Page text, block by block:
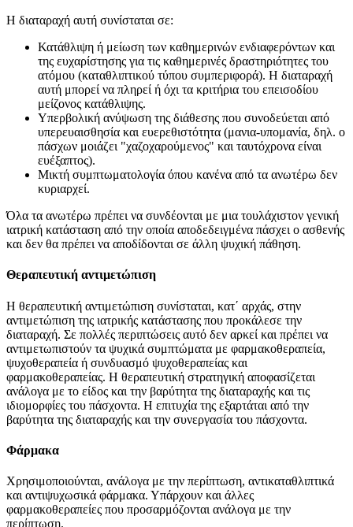
Η διαταραχή αυτή συνίσταται σε:
Κατάθλιψη ή μείωση των καθημερινών ενδιαφερόντων και
της ευχαρίστησης για τις καθημερινές δραστηριότητες του
ατόμου (καταθλιπτικού τύπου συμπεριφορά). Η διαταραχή
αυτή μπορεί να πληρεί ή όχι τα κριτήρια του επεισοδίου
μείζονος κατάθλιψης.
Υπερβολική ανύψωση της διάθεσης που συνοδεύεται από
υπερευαισθησία και ευερεθιστότητα (μανια-υπομανία, δηλ. ο
πάσχων μοιάζει "χαζοχαρούμενος" και ταυτόχρονα είναι
ευέξαπτος).
Μικτή συμπτωματολογία όπου κανένα από τα ανωτέρω δεν
κυριαρχεί.
Όλα τα ανωτέρω πρέπει να συνδέονται με μια τουλάχιστον γενική
ιατρική κατάσταση από την οποία αποδεδειγμένα πάσχει ο ασθενής
και δεν θα πρέπει να αποδίδονται σε άλλη ψυχική πάθηση.
Θεραπευτική αντιμετώπιση
Η θεραπευτική αντιμετώπιση συνίσταται, κατ΄ αρχάς, στην
αντιμετώπιση της ιατρικής κατάστασης που προκάλεσε την
διαταραχή. Σε πολλές περιπτώσεις αυτό δεν αρκεί και πρέπει να
αντιμετωπιστούν τα ψυχικά συμπτώματα με φαρμακοθεραπεία,
ψυχοθεραπεία ή συνδυασμό ψυχοθεραπείας και
φαρμακοθεραπείας. Η θεραπευτική στρατηγική αποφασίζεται
ανάλογα με το είδος και την βαρύτητα της διαταραχής και τις
ιδιομορφίες του πάσχοντα. Η επιτυχία της εξαρτάται από την
βαρύτητα της διαταραχής και την συνεργασία του πάσχοντα.
Φάρμακα
Χρησιμοποιούνται, ανάλογα με την περίπτωση, αντικαταθλιπτικά
και αντιψυχωσικά φάρμακα. Υπάρχουν και άλλες
φαρμακοθεραπείες που προσαρμόζονται ανάλογα με την
περίπτωση.